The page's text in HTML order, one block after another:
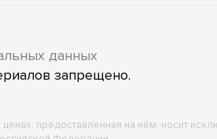
данных
запрещено.
предоставленная на нём, носит